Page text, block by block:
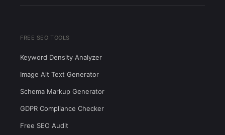
FREE SEO TOOLS
Keyword Density Analyzer
Image Alt Text Generator
Schema Markup Generator
GDPR Compliance Checker
Free SEO Audit